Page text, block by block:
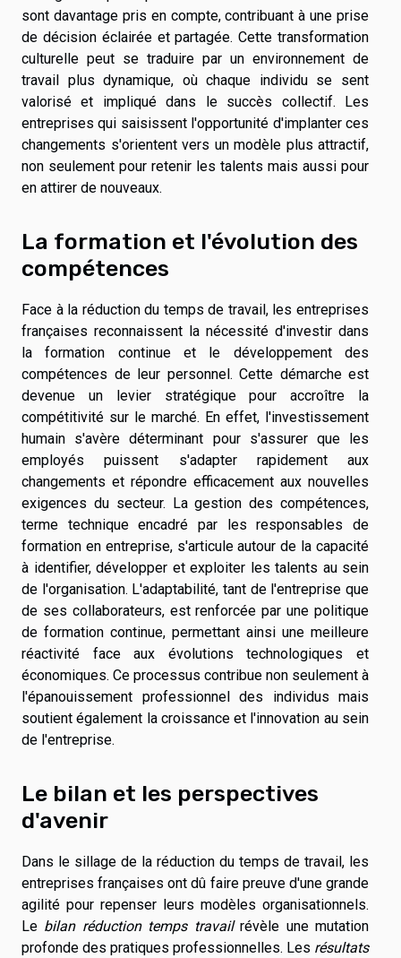
sont davantage pris en compte, contribuant à une prise
de décision éclairée et partagée. Cette transformation
culturelle peut se traduire par un environnement de
travail plus dynamique, où chaque individu se sent
valorisé et impliqué dans le succès collectif. Les
entreprises qui saisissent l'opportunité d'implanter ces
changements s'orientent vers un modèle plus attractif,
non seulement pour retenir les talents mais aussi pour
en attirer de nouveaux.
La formation et l'évolution des
compétences
Face à la réduction du temps de travail, les entreprises
françaises reconnaissent la nécessité d'investir dans
la formation continue et le développement des
compétences de leur personnel. Cette démarche est
devenue un levier stratégique pour accroître la
compétitivité sur le marché. En effet, l'investissement
humain s'avère déterminant pour s'assurer que les
employés puissent s'adapter rapidement aux
changements et répondre efficacement aux nouvelles
exigences du secteur. La gestion des compétences,
terme technique encadré par les responsables de
formation en entreprise, s'articule autour de la capacité
à identifier, développer et exploiter les talents au sein
de l'organisation. L'adaptabilité, tant de l'entreprise que
de ses collaborateurs, est renforcée par une politique
de formation continue, permettant ainsi une meilleure
réactivité face aux évolutions technologiques et
économiques. Ce processus contribue non seulement à
l'épanouissement professionnel des individus mais
soutient également la croissance et l'innovation au sein
de l'entreprise.
Le bilan et les perspectives
d'avenir
Dans le sillage de la réduction du temps de travail, les
entreprises françaises ont dû faire preuve d'une grande
agilité pour repenser leurs modèles organisationnels.
Le bilan réduction temps travailrévèle une mutation
profonde des pratiques professionnelles. Les résultats